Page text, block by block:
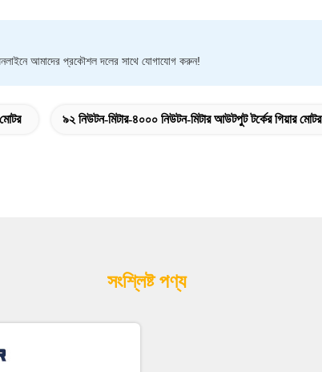
আমাদের প্রকৌশল দলের সাথে যোগাযোগ করুন!
৯২ নিউটন-মিটার-৪০০০ নিউটন-মিটার আউটপুট টর্কের গিয়ার মোটর
সংশ্লিষ্ট পণ্য